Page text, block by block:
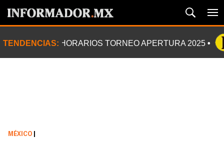
TENDENCIAS: HORARIOS TORNEO APERTURA 2025
MÉXICO